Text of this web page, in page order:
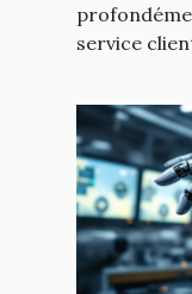
service